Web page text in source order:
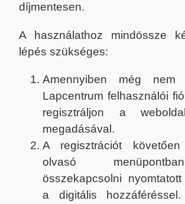
díjmentesen.
A használathoz mindössze
lépés szükséges:
Amennyiben még nem
Lapcentrum felhasználói
regisztráljon a
megadásával.
A regisztrációt
olvasó
összekapcsolni
a digitális